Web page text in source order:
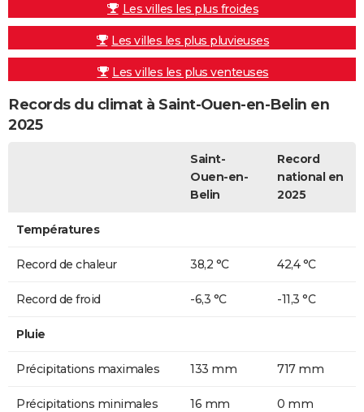
Les villes les plus froides
Les villes les plus pluvieuses
Les villes les plus venteuses
Records du climat à Saint-Ouen-en-Belin en
2025
Saint-
Ouen-en-
Belin
Record
national en
2025
Températures
Record de chaleur 38,2 °C 42,4 °C
Record de froid -6,3 °C -11,3 °C
Pluie
Précipitations maximales 133 mm 717 mm
Précipitations minimales 16 mm 0 mm